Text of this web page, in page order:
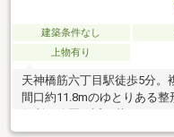
建築条件なし
上物有り
天神橋筋六丁目駅徒歩5分。
間口約11.8mのゆとりある